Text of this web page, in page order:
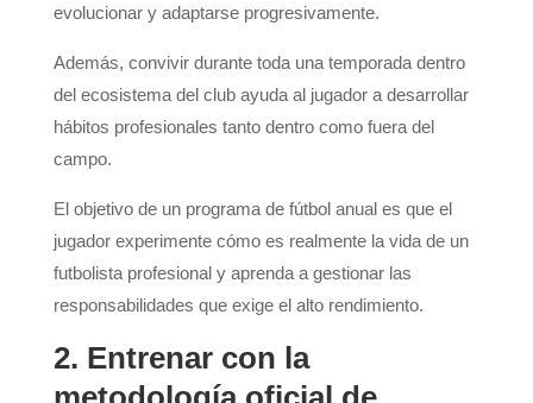
evolucionar y adaptarse progresivamente.
Además, convivir durante toda una temporada dentro
del ecosistema del club ayuda al jugador a desarrollar
hábitos profesionales tanto dentro como fuera del
campo.
El objetivo de un programa de fútbol anual es que el
jugador experimente cómo es realmente la vida de un
futbolista profesional y aprenda a gestionar las
responsabilidades que exige el alto rendimiento.
2. Entrenar con la